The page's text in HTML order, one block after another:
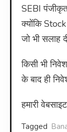
SEBI
क्योंकि
जो भी सलाह
किसी भी
के बाद ही
हमारी
Tagged